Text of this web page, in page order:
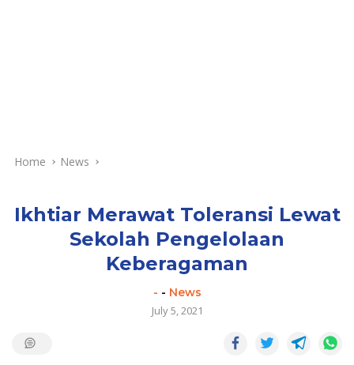
Home News
Ikhtiar Merawat Toleransi Lewat
Sekolah Pengelolaan
Keberagaman
- - News
July 5, 2021